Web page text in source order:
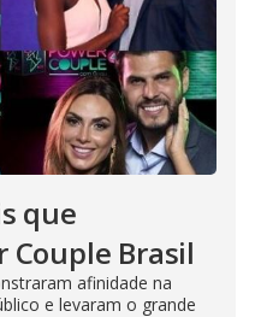
que
Couple Brasil
afinidade na
e levaram o grande